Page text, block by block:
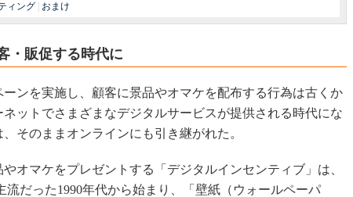
ィング おまけ
・販促する時代に
ンを実施し、顧客に景品やオマケを配布する行為は古くか
ットでさまざまなデジタルサービスが提供される時代にな
そのままオンラインにも引き継がれた。
オマケをプレゼントする「デジタルインセンティブ」は、
流だった1990年代から始まり、「壁紙（ウォールペーパ